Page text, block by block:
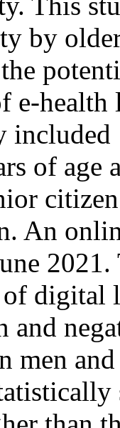
by
e-
of age
An
of digital
and
men